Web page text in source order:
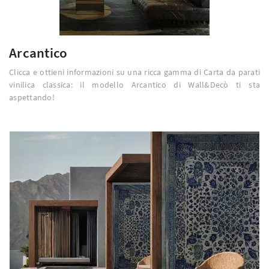
Arcantico
Clicca e ottieni informazioni su una ricca gamma di Carta da parati
vinilica classica: il modello Arcantico di Wall&Decò ti sta
aspettando!